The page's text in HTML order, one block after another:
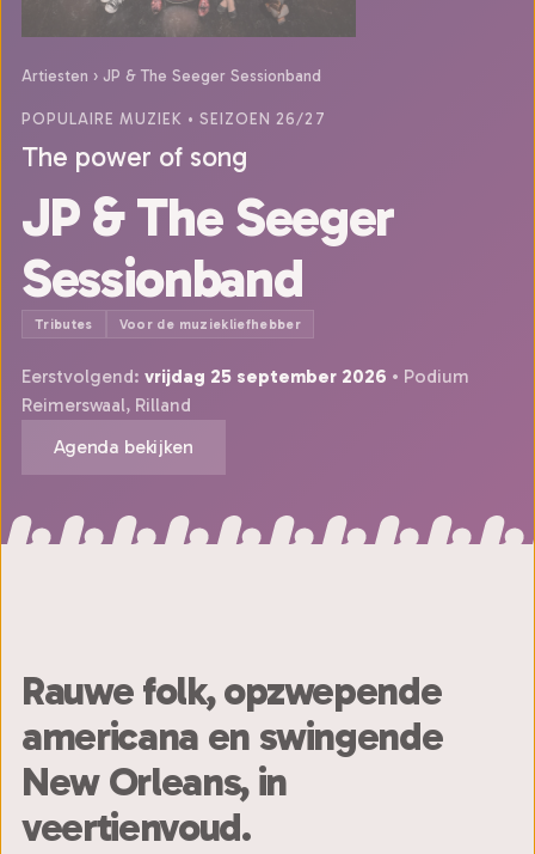
Artiesten › JP & The Seeger Sessionband
POPULAIRE MUZIEK • SEIZOEN 26/27
The power of song
JP & The Seeger
Sessionband
Tributes Voor de muziekliefhebber
Eerstvolgend: vrijdag 25 september 2026 • Podium
Reimerswaal, Rilland
Agenda bekijken
Rauwe folk, opzwepende
americana en swingende
New Orleans, in
veertienvoud.